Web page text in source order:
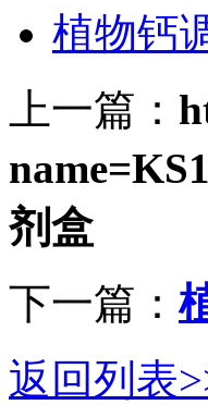
植物钙
上一篇：
剂盒
下一篇：
返回列表